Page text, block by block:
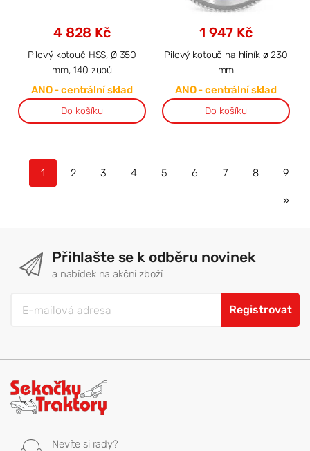
4 828 Kč
Pilový kotouč HSS, Ø 350
mm, 140 zubů
ANO - centrální sklad
Do košíku
1 947 Kč
Pilový kotouč na hliník ø 230
mm
ANO - centrální sklad
Do košíku
1 2 3 4 5 6 7 8 9
»
Přihlašte se k odběru novinek
a nabídek na akční zboží
Registrovat
Nevíte si rady?